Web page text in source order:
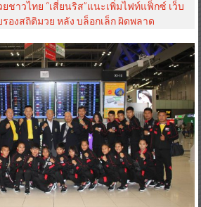
ยชาวไทย “เสี่ยนริส”แนะเพิ่มไฟท์แฟ็กซ์ เว็บ
รองสถิติมวย หลัง บล็อกเล็ก ผิดพลาด